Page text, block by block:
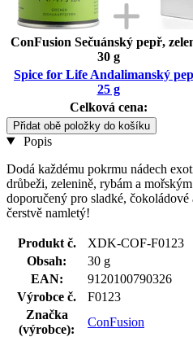
ConFusion Sečuánský pepř,
30 g
Spice for Life Andalimanský
25 g
Celková cena:
Přidat obě položky do košíku
Popis
Dodá každému pokrmu nádech
drůbeži, zelenině, rybám a
doporučený pro sladké,
čerstvě namletý!
Produkt č.
XDK-COF-F0123
Obsah:
30 g
EAN:
9120100790326
Výrobce č.
F0123
Značka
(výrobce):
ConFusion